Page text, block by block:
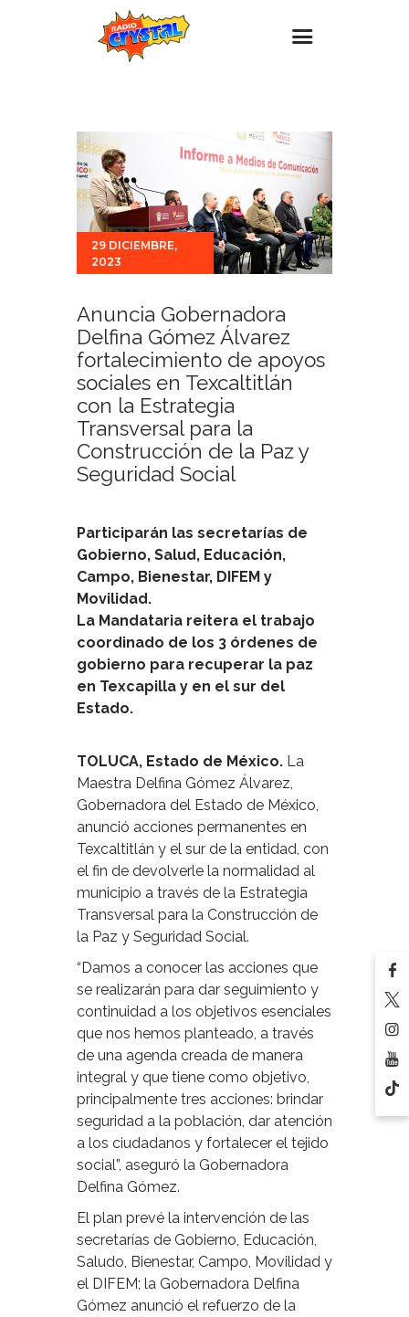
Estaciones
Eventos
Promociones
Noticias
Para ti
Contacto
29 DICIEMBRE,
2023
Anuncia Gobernadora
Delfina Gómez Álvarez
fortalecimiento de apoyos
sociales en Texcaltitlán
con la Estrategia
Transversal para la
Construcción de la Paz y
Seguridad Social
Participarán las secretarías de
Gobierno, Salud, Educación,
Campo, Bienestar, DIFEM y
Movilidad.
La Mandataria reitera el trabajo
coordinado de los 3 órdenes de
gobierno para recuperar la paz
en Texcapilla y en el sur del
Estado.
TOLUCA, Estado de México. La
Maestra Delfina Gómez Álvarez,
Gobernadora del Estado de México,
anunció acciones permanentes en
Texcaltitlán y el sur de la entidad, con
el fin de devolverle la normalidad al
municipio a través de la Estrategia
Transversal para la Construcción de
la Paz y Seguridad Social.
“Damos a conocer las acciones que
se realizarán para dar seguimiento y
continuidad a los objetivos esenciales
que nos hemos planteado, a través
de una agenda creada de manera
integral y que tiene como objetivo,
principalmente tres acciones: brindar
seguridad a la población, dar atención
a los ciudadanos y fortalecer el tejido
social”, aseguró la Gobernadora
Delfina Gómez.
El plan prevé la intervención de las
secretarías de Gobierno, Educación,
Saludo, Bienestar, Campo, Movilidad y
el DIFEM; la Gobernadora Delfina
Gómez anunció el refuerzo de la